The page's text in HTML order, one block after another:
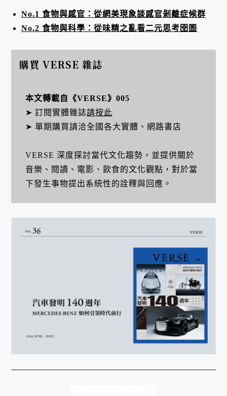
No.1 食物與感官：從網美現象談感官剝離症候群
No.2 食物與科學：從味精之亂看二元思考囹圄
購買 VERSE 雜誌
本文轉載自《VERSE》005
➤ 訂閱實體雜誌請按此
➤ 單期購買請洽全國各大實體、網路書店
VERSE 深度探討當代文化趨勢，並提供關於
音樂、閱讀、電影、飲食的文化觀點，對於當
下發生事物提出系統性的詮釋與回應。